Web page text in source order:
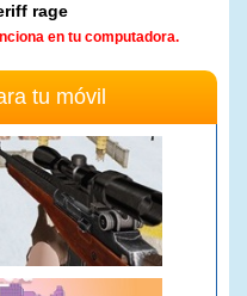
rage
en tu computadora.
tu móvil